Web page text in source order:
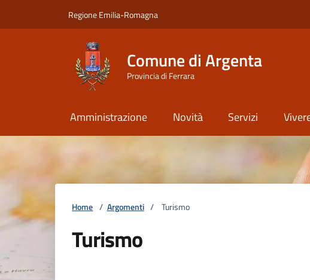
Regione Emilia-Romagna
Comune di Argenta
Provincia di Ferrara
Amministrazione Novità Servizi
Home / Argomenti / Turismo
Turismo